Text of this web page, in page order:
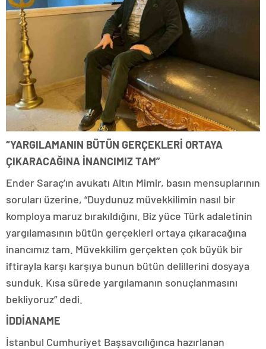
“YARGILAMANIN BÜTÜN GERÇEKLERİ ORTAYA
ÇIKARACAĞINA İNANCIMIZ TAM”
Ender Saraç’ın avukatı Altın Mimir, basın mensuplarının
soruları üzerine, “Duydunuz müvekkilimin nasıl bir
komploya maruz bırakıldığını. Biz yüce Türk adaletinin
yargılamasının bütün gerçekleri ortaya çıkaracağına
inancımız tam. Müvekkilim gerçekten çok büyük bir
iftirayla karşı karşıya bunun bütün delillerini dosyaya
sunduk. Kısa sürede yargılamanın sonuçlanmasını
bekliyoruz” dedi.
İDDİANAME
İstanbul Cumhuriyet Başsavcılığınca hazırlanan